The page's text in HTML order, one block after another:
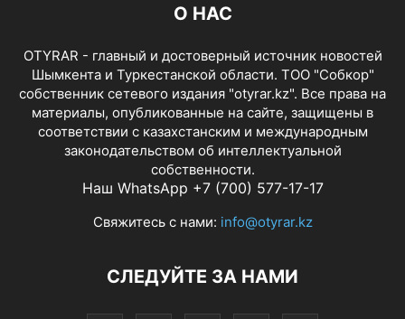
О НАС
OTYRAR - главный и достоверный источник новостей
Шымкента и Туркестанской области. ТОО "Собкор"
собственник сетевого издания "otyrar.kz". Все права на
материалы, опубликованные на сайте, защищены в
соответствии с казахстанским и международным
законодательством об интеллектуальной
собственности.
Наш WhatsApp +7 (700) 577-17-17
Свяжитесь с нами: info@otyrar.kz
СЛЕДУЙТЕ ЗА НАМИ